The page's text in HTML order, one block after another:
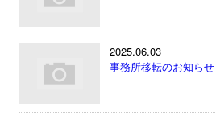
2025.06.03
事務所移転のお知らせ